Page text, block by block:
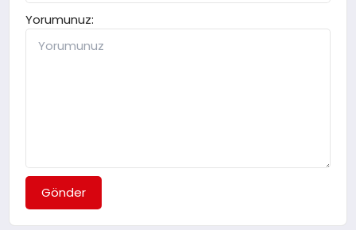
Yorumunuz:
Gönder